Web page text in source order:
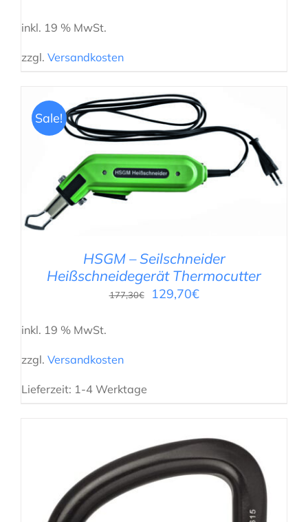
inkl. 19 % MwSt.
zzgl. Versandkosten
Sale!
IN DEN WARENKORB / DETAILS
HSGM – Seilschneider
Heißschneidegerät Thermocutter
177,30€ 129,70€
inkl. 19 % MwSt.
zzgl. Versandkosten
Lieferzeit: 1-4 Werktage